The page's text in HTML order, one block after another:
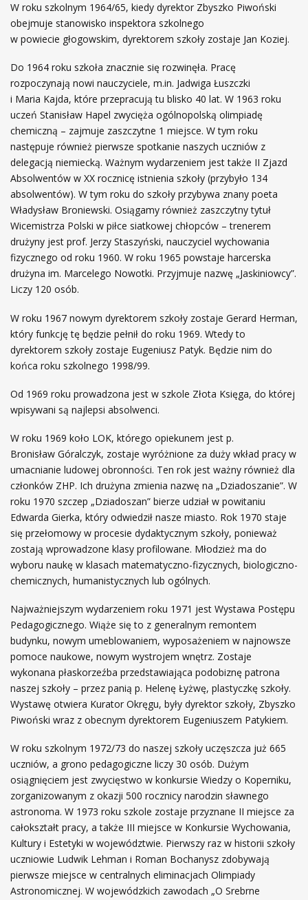
W roku szkolnym 1964/65, kiedy dyrektor Zbyszko Piwoński
obejmuje stanowisko inspektora szkolnego
w powiecie głogowskim, dyrektorem szkoły zostaje Jan Koziej.
Do 1964 roku szkoła znacznie się rozwinęła. Pracę
rozpoczynają nowi nauczyciele, m.in. Jadwiga Łuszczki
i Maria Kajda, które przepracują tu blisko 40 lat. W 1963 roku
uczeń Stanisław Hapel zwycięża ogólnopolską olimpiadę
chemiczną – zajmuje zaszczytne 1 miejsce. W tym roku
następuje również pierwsze spotkanie naszych uczniów z
delegacją niemiecką. Ważnym wydarzeniem jest także II Zjazd
Absolwentów w XX rocznicę istnienia szkoły (przybyło 134
absolwentów). W tym roku do szkoły przybywa znany poeta
Władysław Broniewski. Osiągamy również zaszczytny tytuł
Wicemistrza Polski w piłce siatkowej chłopców – trenerem
drużyny jest prof. Jerzy Staszyński, nauczyciel wychowania
fizycznego od roku 1960. W roku 1965 powstaje harcerska
drużyna im. Marcelego Nowotki. Przyjmuje nazwę „Jaskiniowcy”.
Liczy 120 osób.
W roku 1967 nowym dyrektorem szkoły zostaje Gerard Herman,
który funkcję tę będzie pełnił do roku 1969. Wtedy to
dyrektorem szkoły zostaje Eugeniusz Patyk. Będzie nim do
końca roku szkolnego 1998/99.
Od 1969 roku prowadzona jest w szkole Złota Księga, do której
wpisywani są najlepsi absolwenci.
W roku 1969 koło LOK, którego opiekunem jest p.
Bronisław Góralczyk, zostaje wyróżnione za duży wkład pracy w
umacnianie ludowej obronności. Ten rok jest ważny również dla
członków ZHP. Ich drużyna zmienia nazwę na „Dziadoszanie”. W
roku 1970 szczep „Dziadoszan” bierze udział w powitaniu
Edwarda Gierka, który odwiedził nasze miasto. Rok 1970 staje
się przełomowy w procesie dydaktycznym szkoły, ponieważ
zostają wprowadzone klasy profilowane. Młodzież ma do
wyboru naukę w klasach matematyczno-fizycznych, biologiczno-
chemicznych, humanistycznych lub ogólnych.
Najważniejszym wydarzeniem roku 1971 jest Wystawa Postępu
Pedagogicznego. Wiąże się to z generalnym remontem
budynku, nowym umeblowaniem, wyposażeniem w najnowsze
pomoce naukowe, nowym wystrojem wnętrz. Zostaje
wykonana płaskorzeźba przedstawiająca podobiznę patrona
naszej szkoły – przez panią p. Helenę Łyżwę, plastyczkę szkoły.
Wystawę otwiera Kurator Okręgu, były dyrektor szkoły, Zbyszko
Piwoński wraz z obecnym dyrektorem Eugeniuszem Patykiem.
W roku szkolnym 1972/73 do naszej szkoły uczęszcza już 665
uczniów, a grono pedagogiczne liczy 30 osób. Dużym
osiągnięciem jest zwycięstwo w konkursie Wiedzy o Koperniku,
zorganizowanym z okazji 500 rocznicy narodzin sławnego
astronoma. W 1973 roku szkole zostaje przyznane II miejsce za
całokształt pracy, a także III miejsce w Konkursie Wychowania,
Kultury i Estetyki w województwie. Pierwszy raz w historii szkoły
uczniowie Ludwik Lehman i Roman Bochanysz zdobywają
pierwsze miejsce w centralnych eliminacjach Olimpiady
Astronomicznej. W wojewódzkich zawodach „O Srebrne